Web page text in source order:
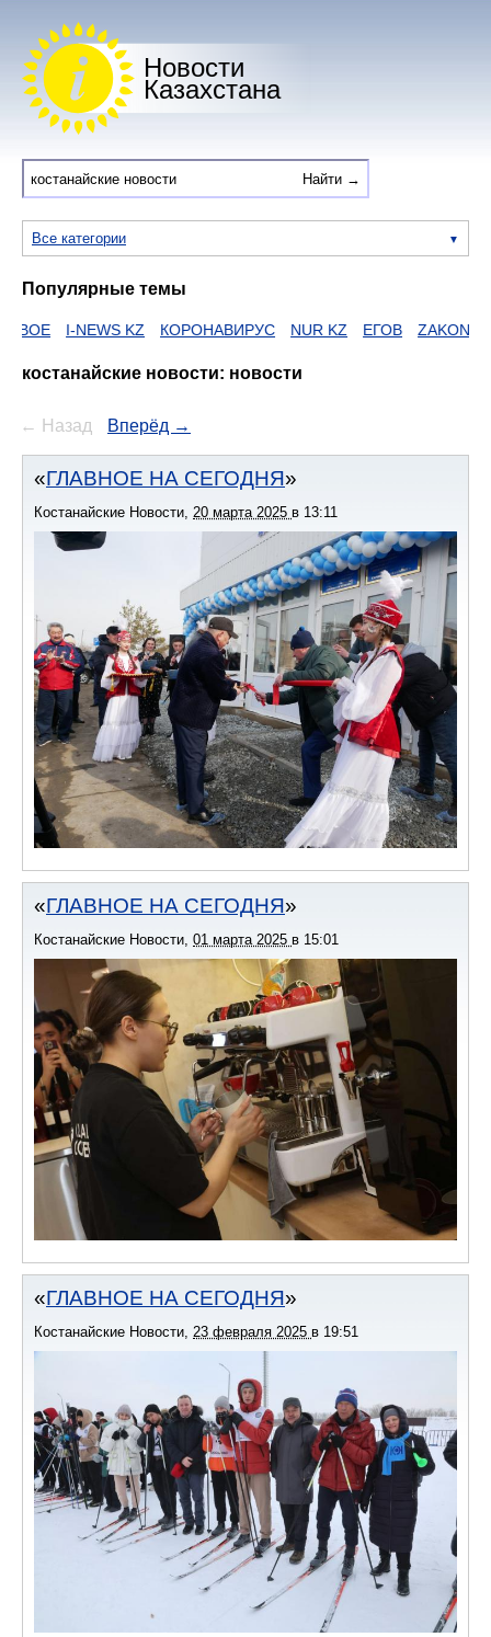
Новости
Казахстана
Все категории
Популярные темы
NUR KZ ЕГОВ ZAKON HTTPS I NEWS KZ
костанайские новости: новости
← Назад Вперёд →
ГЛАВНОЕ НА СЕГОДНЯ
Костанайские Новости, 20 марта 2025 в 13:11
ГЛАВНОЕ НА СЕГОДНЯ
Костанайские Новости 01 марта 2025 в 15:01
ГЛАВНОЕ НА СЕГОДНЯ
Костанайские Новости 23 февраля 2025 в 19:51